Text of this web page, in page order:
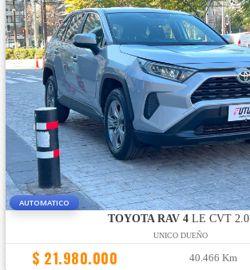
AUTOMATICO
TOYOTA RAV 4 LE CVT 2.0
UNICO DUEÑO
$ 21.980.000 40.466 Km